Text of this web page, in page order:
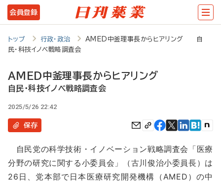
メ
イ
ツ
に
動
会員登録
トップ 行政・政治
AMED中釜理事長からヒアリング 自
民・科技イノベ戦略調査会
AMED中釜理事長からヒアリング
自民・科技イノベ戦略調査会
2025/5/26 22:42
保存
自民党の科学技術・イノベーション戦略調査会「医療
分野の研究に関する小委員会」（古川俊治小委員長）は
26日、党本部で日本医療研究開発機構（AMED）の中